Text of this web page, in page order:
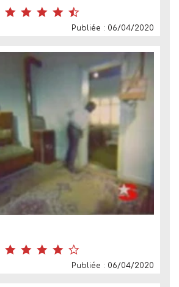
Publiée : 06/04/2020
Publiée : 06/04/2020